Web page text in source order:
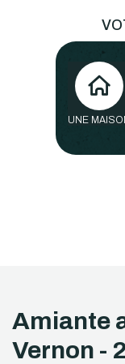
UNE
Amiante
Vernon -